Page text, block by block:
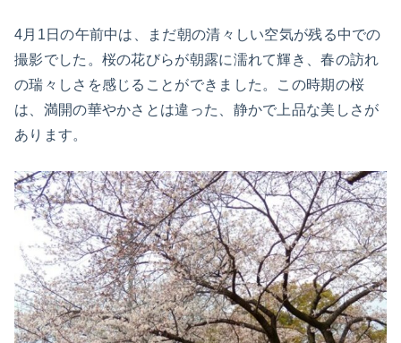
4月1日の午前中は、まだ朝の清々しい空気が残る中での
撮影でした。桜の花びらが朝露に濡れて輝き、春の訪れ
の瑞々しさを感じることができました。この時期の桜
は、満開の華やかさとは違った、静かで上品な美しさが
あります。